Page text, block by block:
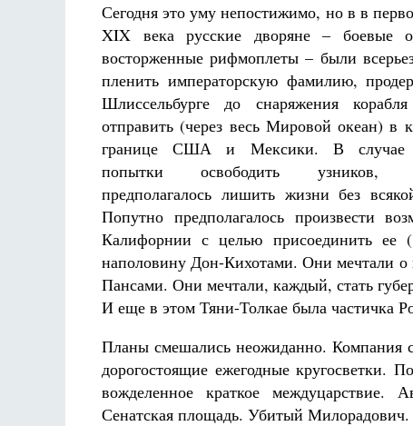
Сегодня это уму непостижимо, но в в
XIX века русские дворяне – боевые
восторженные рифмоплеты – были
пленить императорскую фамилию,
Шлиссельбурге до снаряжения
отправить (через весь Мировой океан) в
границе США и Мексики. В случае
попытки освободить узников,
предполагалось лишить жизни без
Попутно предполагалось произвести
Калифорнии с целью присоединить
наполовину Дон-Кихотами. Они мечтали
Пансами. Они мечтали, каждый, стать
И еще в этом Тяни-Толкае была частичка
Планы смешались неожиданно. Компания
дорогостоящие ежегодные кругосветки.
вожделенное краткое междуцарствие.
Сенатская площадь. Убитый